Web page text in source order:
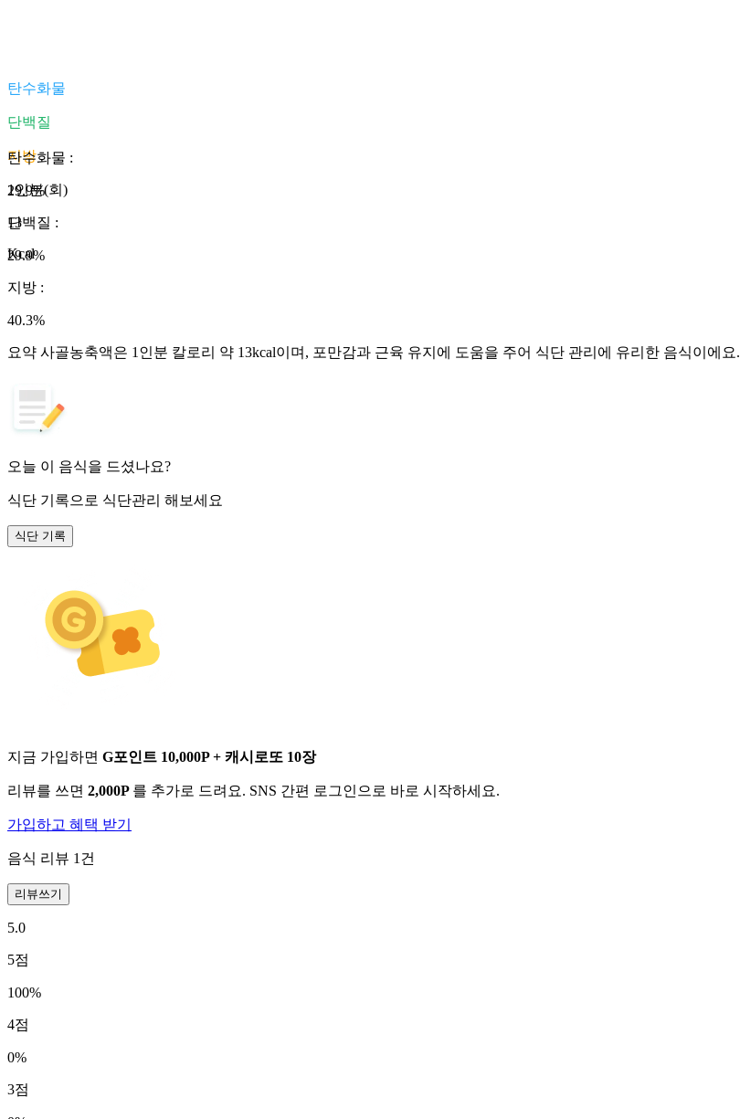
탄수화물
단백질
지방
1인분(회)
13
Kcal
탄수화물 :
29.9%
단백질 :
29.9%
지방 :
40.3%
요약 사골농축액은 1인분 칼로리 약 13kcal이며, 포만감과 근육 유지에 도움을 주어 식단 관리에 유리한 음식이에요.
오늘 이 음식을 드셨나요?
식단 기록으로 식단관리 해보세요
식단 기록
지금 가입하면 G포인트 10,000P + 캐시로또 10장
리뷰를 쓰면 2,000P 를 추가로 드려요. SNS 간편 로그인으로 바로 시작하세요.
가입하고 혜택 받기
음식 리뷰 1 건
리뷰쓰기
5.0
5점
100%
4점
0%
3점